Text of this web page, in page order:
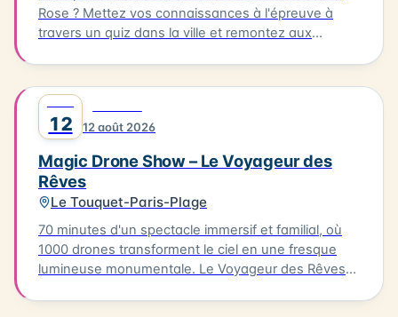
Rose ? Mettez vos connaissances à l'épreuve à
travers un quiz dans la ville et remontez aux
Tourisme. Il vous faudra parcourir environ 2km en 1
heure pour découvrir les secrets de cette fête
emblématique. Départ de l'Office de Tourisme, prêt
12 12 août 2026
Magic Drone Show – Le Voyageur des
Rêves
Le Touquet-Paris-Plage
70 minutes d'un spectacle immersif et familial, où
1000 drones transforment le ciel en une fresque
lumineuse monumentale. Le Voyageur des Rêves